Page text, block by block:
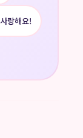
사랑해요!